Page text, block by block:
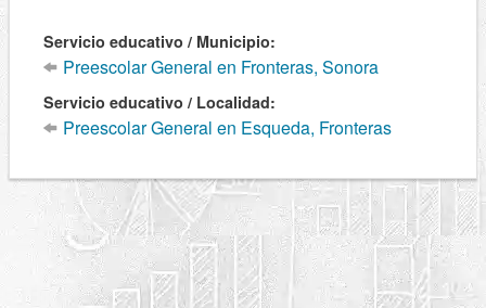
Servicio educativo / Municipio:
Preescolar General en Fronteras, Sonora
Servicio educativo / Localidad:
Preescolar General en Esqueda, Fronteras